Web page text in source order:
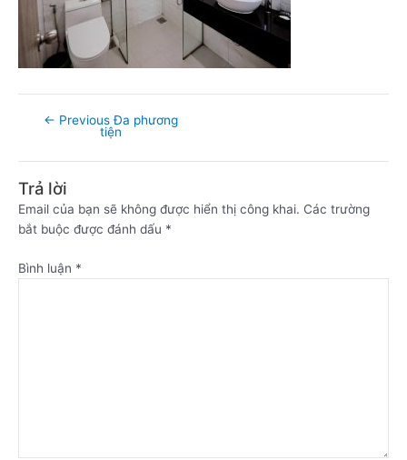
← Previous Đa phương
tiện
Trả lời
Email của bạn sẽ không được hiển thị công khai. Các trường
bắt buộc được đánh dấu *
Bình luận *